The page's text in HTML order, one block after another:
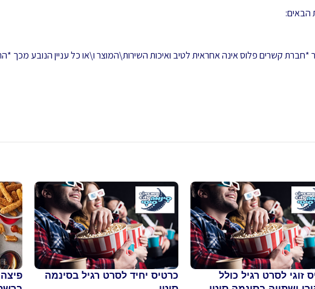
*חברת קשרים פלוס אינה אחראית לטיב ואיכות השירות\המוצר ו\או כל עניין הנובע
זוגי לסרט רגיל כולל
כרטיס יחיד לסרט רגיל בסינמה